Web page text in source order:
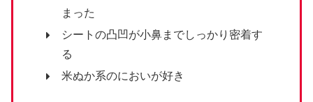
まった
シートの凸凹が小鼻までしっかり密着す
る
米ぬか系のにおいが好き